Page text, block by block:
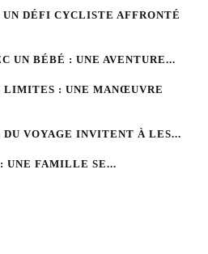
DÉFI CYCLISTE AFFRONTÉ
UN BÉBÉ : UNE AVENTURE...
LIMITES : UNE MANŒUVRE
VOYAGE INVITENT À LES...
UNE FAMILLE SE...